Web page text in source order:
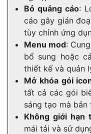
Bỏ quảng cáo:
cáo gây gián
tùy chỉnh ứng
Menu mod:
bổ sung hoặc
thiết kế và quản
Mở khóa gói
tất cả các gói
sáng tạo mà bản
Không giới hạn
mái tải và sử